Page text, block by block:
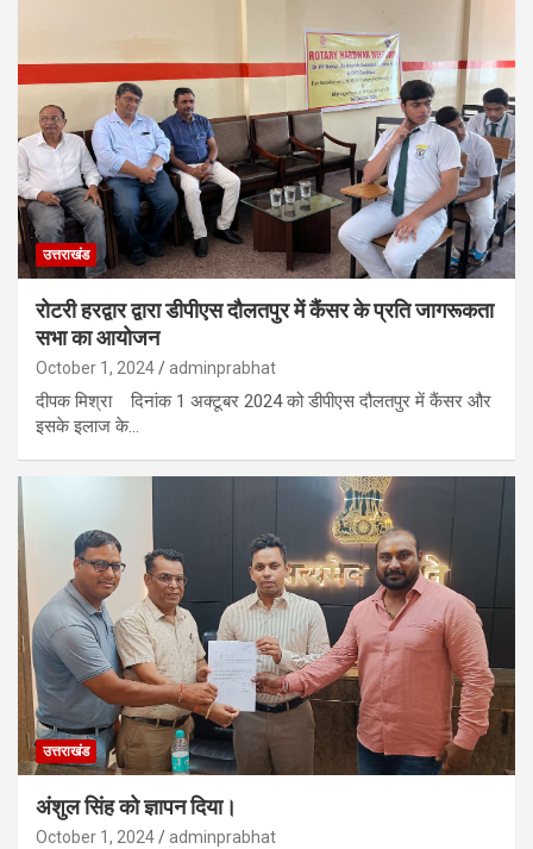
उत्तराखंड
रोटरी हरद्वार द्वारा डीपीएस दौलतपुर में कैंसर के प्रति जागरूकता
सभा का आयोजन
October 1, 2024 adminprabhat
दीपक मिश्रा दिनांक 1 अक्टूबर 2024 को डीपीएस दौलतपुर में कैंसर और
इसके इलाज के…
उत्तराखंड
अंशुल सिंह को ज्ञापन दिया।
October 1, 2024 adminprabhat